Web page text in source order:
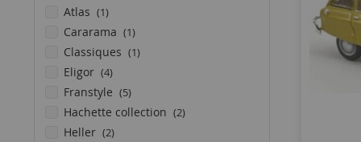
atlas
1article
cararama 1article
classiques 1article
eligor 4articles
franstyle 5articles
hachette collection 2articles
heller 2articles